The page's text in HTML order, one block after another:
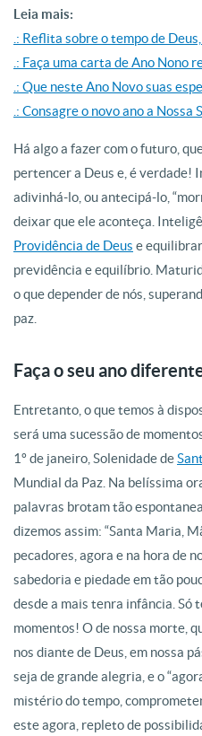
Leia mais:
.: Reflita sobre o tempo de
.: Faça uma carta de Ano Nono
.: Que neste Ano Novo suas
.: Consagre o novo ano a Nossa
Há algo a fazer com o futuro,
pertencer a Deus e, é verdade!
adivinhá-lo, ou antecipá-lo,
deixar que ele aconteça.
Providência de Deus e
previdência e equilíbrio.
o que depender de nós,
paz.
Faça o seu ano
Entretanto, o que temos à
será uma sucessão de
1º de janeiro, Solenidade de
Mundial da Paz. Na belíssima
palavras brotam tão
dizemos assim: “Santa Maria,
pecadores, agora e na hora de
sabedoria e piedade em tão
desde a mais tenra infância. Só
momentos! O de nossa morte,
nos diante de Deus, em nossa
seja de grande alegria, e o
mistério do tempo,
este agora, repleto de